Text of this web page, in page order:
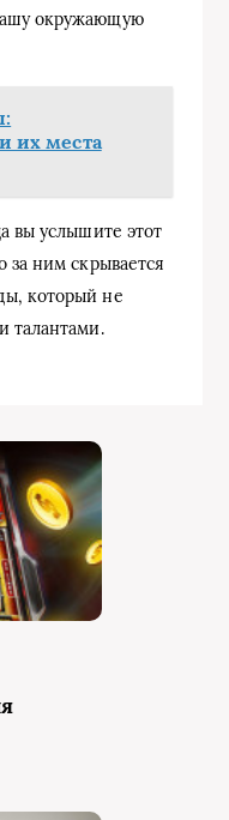
окружающую
их места
вы услышите этот
за ним скрывается
который не
талантами.